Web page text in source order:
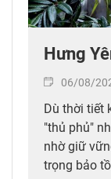
Hưng
06/08/
Dù thời tiết
"thủ phủ"
nhờ giữ
trọng bảo